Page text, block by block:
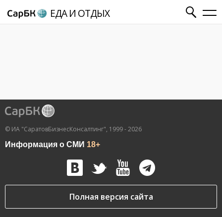
ЕДА И ОТДЫХ
© ИА "СаратовБизнесКонсалтинг", 1999 - 2026
Информация о СМИ 18+
Полная версия сайта